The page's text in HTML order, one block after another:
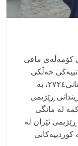
کۆمەڵەی مافی
خەڵکی
شاری مەهاباد، ڕۆژی شەممە ٣ی خەرمانانی٢٧٢٤، بە
حوکمی ١٠ ساڵ بۆ زیندانی ڕێژیمی
لە مانگی
ئێران لە